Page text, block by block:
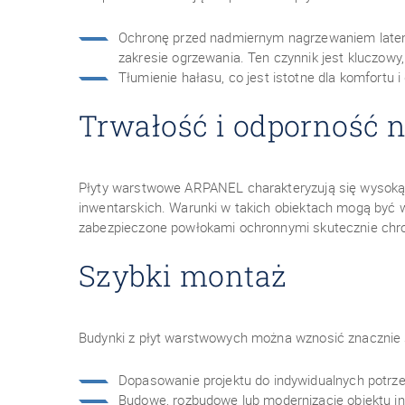
Ochronę przed nadmiernym nagrzewaniem
zakresie ogrzewania. Ten czynnik jest
Tłumienie hałasu, co jest istotne dla komfortu
Trwałość i odporność
Płyty warstwowe ARPANEL charakteryzują się
inwentarskich. Warunki w takich obiektach mogą być
zabezpieczone powłokami ochronnymi skutecznie
Szybki montaż
Budynki z płyt warstwowych można wznosić
Dopasowanie projektu do indywidualnych
Budowę, rozbudowę lub modernizację obiektu